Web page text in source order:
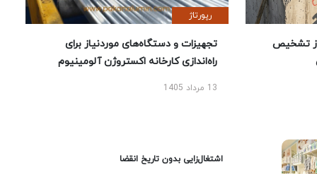
تشخیص
رپورتاژ
تجهیزات و دستگاه‌های موردنیاز برای
راه‌اندازی کارخانه اکستروژن آلومینیوم
13 مرداد 1405
اشتغال‌زایی بدون تاریخ انقضا